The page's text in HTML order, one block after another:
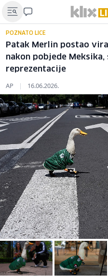
POZNATO LICE
Patak Merlin postao
nakon pobjede
reprezentacije
AP | 16.06.2026.